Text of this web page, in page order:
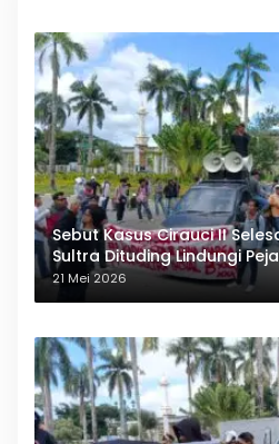
Sebut Kasus Cirauci II
Sultra Dituding Lindungi
21 Mei 2026